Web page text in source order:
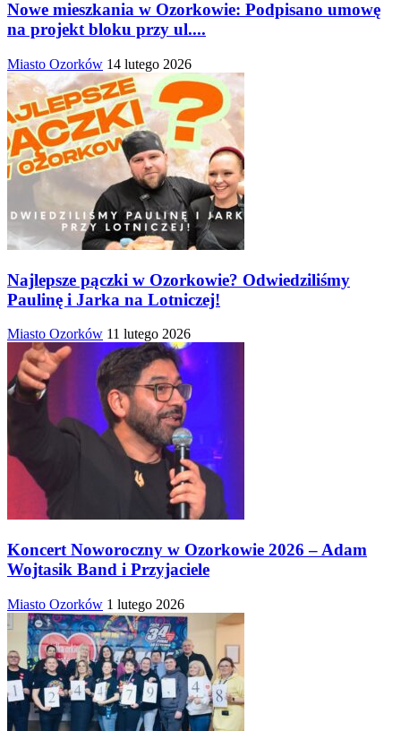
Nowe mieszkania w Ozorkowie: Podpisano umowę
na projekt bloku przy ul....
Miasto Ozorków 14 lutego 2026
Najlepsze pączki w Ozorkowie? Odwiedziliśmy
Paulinę i Jarka na Lotniczej!
Miasto Ozorków 11 lutego 2026
Koncert Noworoczny w Ozorkowie 2026 – Adam
Wojtasik Band i Przyjaciele
Miasto Ozorków 1 lutego 2026